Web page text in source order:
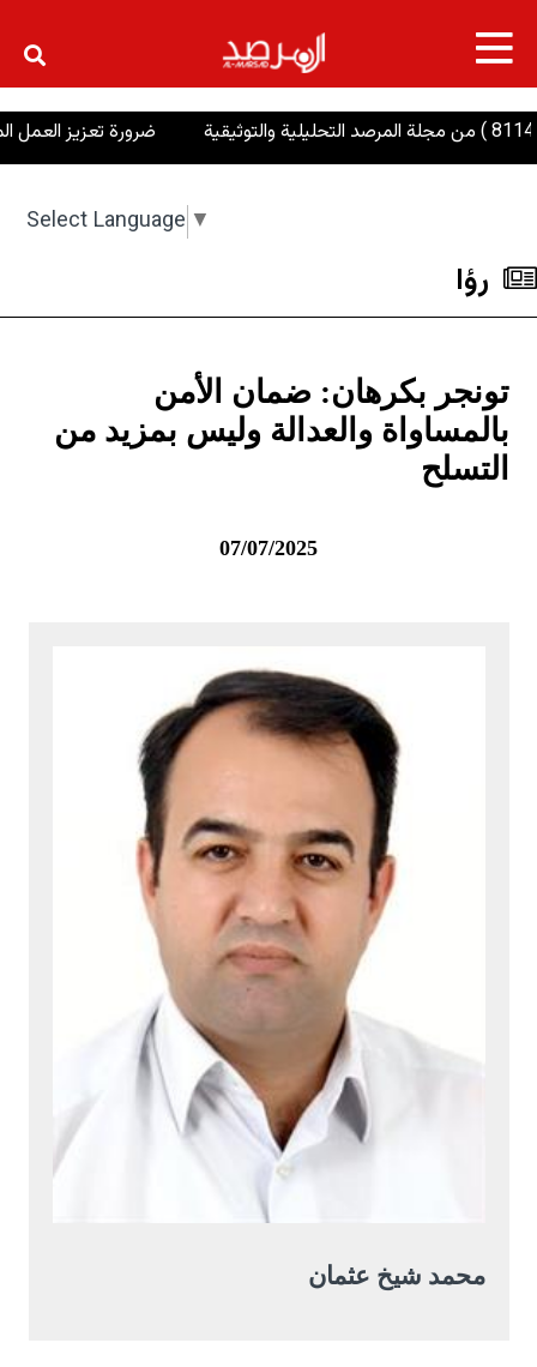
× ضرورة تعزيز العمل المشترك
Select Language ▼
رؤا
تونجر بكرهان: ضمان الأمن
بالمساواة والعدالة وليس بمزيد من
التسلح
07/07/2025
محمد شيخ عثمان